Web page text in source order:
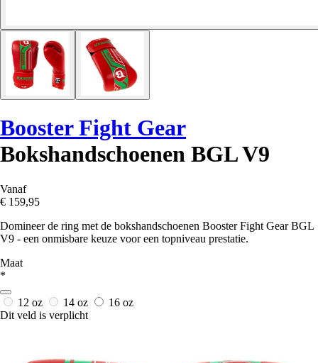
Booster Fight Gear
Bokshandschoenen BGL V9
Vanaf
€ 159,95
Domineer de ring met de bokshandschoenen Booster Fight Gear BGL
V9 - een onmisbare keuze voor een topniveau prestatie.
Maat
*
12 oz 14 oz
16 oz
Dit veld is verplicht